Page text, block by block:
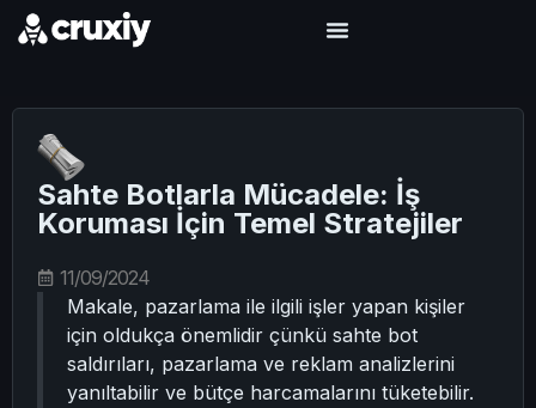
Sahte Botlarla Mücadele: İş
Koruması İçin Temel Stratejiler
11/09/2024
Makale, pazarlama ile ilgili işler yapan kişiler
için oldukça önemlidir çünkü sahte bot
saldırıları, pazarlama ve reklam analizlerini
yanıltabilir ve bütçe harcamalarını tüketebilir.